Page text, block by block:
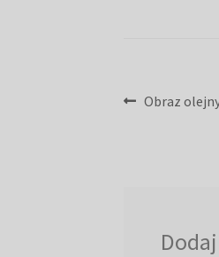
Poprzedni
Obraz olejny